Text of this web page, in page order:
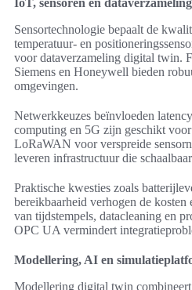
IoT, sensoren en dataverzameling
Sensortechnologie bepaalt de
temperatuur- en
voor dataverzameling digital twin.
Siemens en Honeywell bieden
omgevingen.
Netwerkkeuzes beïnvloeden
computing en 5G zijn geschikt
LoRaWAN voor verspreide
leveren infrastructuur die
Praktische kwesties zoals
bereikbaarheid verhogen de
van tijdstempels, datacleaning en
OPC UA vermindert
Modellering, AI en
Modellering digital twin